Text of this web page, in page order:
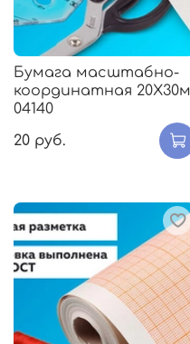
Бумага масштабно-
координатная 20Х30м
04140
20 руб.